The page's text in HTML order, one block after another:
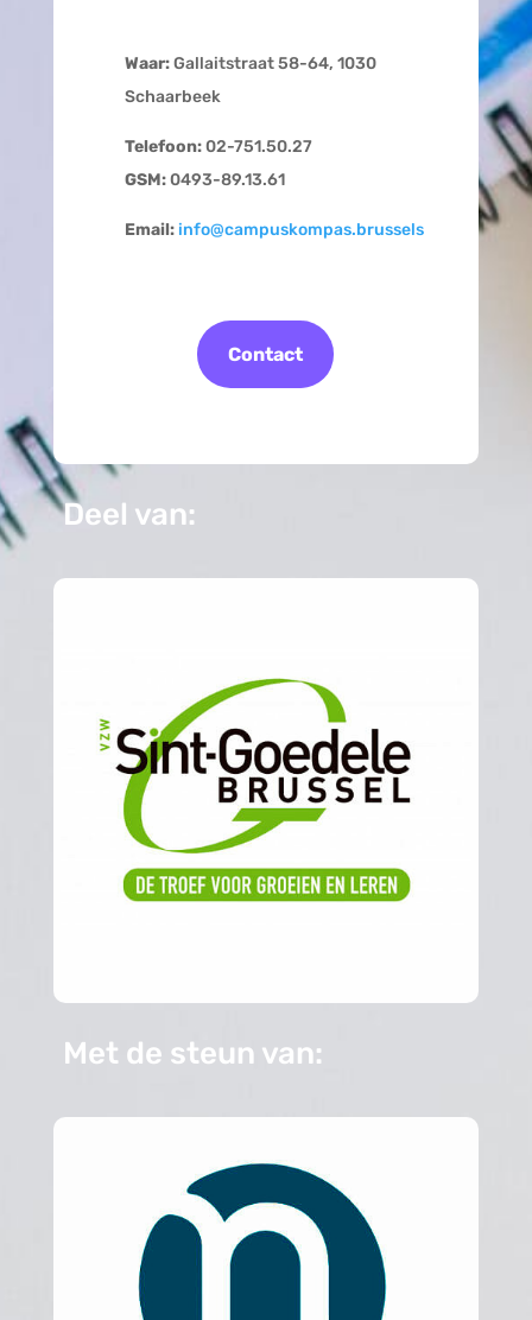
Waar:Gallaitstraat 58-64, 1030
Schaarbeek
Telefoon:02-751.50.27
GSM:0493-89.13.61
Email:info@campuskompas.brussels
Contact
Deel van:
Met de steun van: